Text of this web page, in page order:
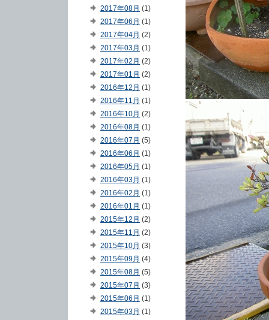
2017年08月 (1)
2017年06月 (1)
2017年04月 (2)
2017年03月 (1)
2017年02月 (2)
2017年01月 (2)
2016年12月 (1)
2016年11月 (1)
2016年10月 (2)
2016年08月 (1)
2016年07月 (5)
2016年06月 (1)
2016年05月 (1)
2016年03月 (1)
2016年02月 (1)
2016年01月 (1)
2015年12月 (2)
2015年11月 (2)
2015年10月 (3)
2015年09月 (4)
2015年08月 (5)
2015年07月 (3)
2015年06月 (1)
2015年03月 (1)